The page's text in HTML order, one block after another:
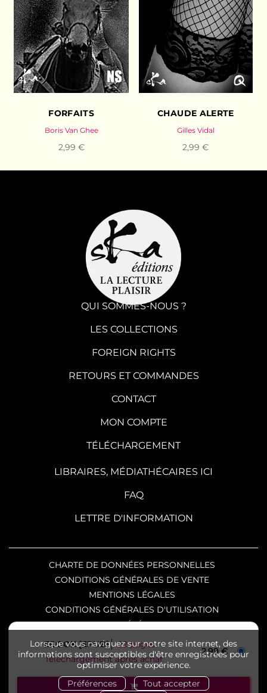
Lorsque vous naviguez sur notre site internet, des
informations sont susceptibles d'être enregistrées pour
optimiser votre expérience.
Préférences
Tout accepter
EBOOK [EPUB]
22 pages
Téléchargement après achat
2,99 €
FORFAITS
Boris Van Ghee
2,99 €
CHAUDE ALERTE
Gilles Vidal
2,99 €
QUI SOMMES-NOUS ?
LES COLLECTIONS
FOREIGN RIGHTS
RETOURS ET COMMANDES
CONTACT
MON COMPTE
TÉLÉCHARGEMENT
LIBRAIRES, MÉDIATHÉCAIRES ICI
FAQ
LETTRE D'INFORMATION
CHARTE DE DONNÉES PERSONNELLES
CONDITIONS GÉNÉRALES DE VENTE
MENTIONS LÉGALES
CONDITIONS GÉNÉRALES D'UTILISATION
CHARTE DE RÉFÉRENCEMENT
Copyright © 2026 SKA éditeur
numérique et Nuxos Publishing Technologies.
etIZIBOOKS®sont des marques
déposées de la société NUXOS PUBLISHING